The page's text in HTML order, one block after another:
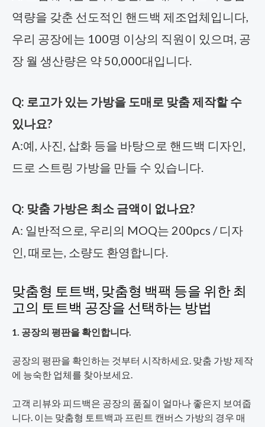
역량을 갖춘 선도적인 핸드백 제조업체입니다,
우리 공장에는 100명 이상의 직원이 있으며, 공
장 월 생산량은 약 50,000대입니다.
Q: 로고가 있는 가방을 도매로 맞춤 제작할 수
있나요?
A:예, 사진, 삽화 등을 바탕으로 핸드백 디자인,
드로 스트링 가방을 만들 수 있습니다.
Q: 맞춤 가방은 최소 금액이 없나요?
A: 일반적으로, 우리의 MOQ는 200pcs / 디자
인, 때로는, 소량도 환영합니다.
맞춤형 토트백, 맞춤형 백팩 등을 위한 최
고의 토트백 공장을 선택하는 방법
1. 공장의 평판을 확인합니다.
공장의 평판을 확인하는 것부터 시작하세요. 맞춤 가방 제작
에 능숙한 업체를 찾아보세요.
고객 리뷰와 피드백은 공장의 품질이 얼마나 좋은지 보여줍
니다. 이는 맞춤형 토트백과 프린트 캔버스 가방의 경우 매